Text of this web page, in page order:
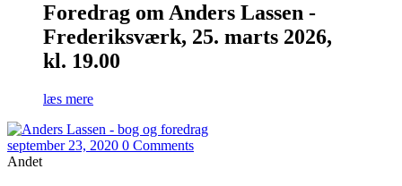
Foredrag om Anders Lassen -
Frederiksværk, 25. marts 2026,
kl. 19.00
læs mere
september 23, 2020 0 Comments
Andet